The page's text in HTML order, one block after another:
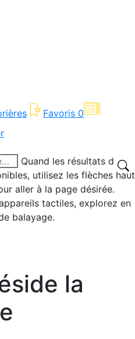
Favoris 0
Quand les résultats de
utilisez les flèches haut
aller à la page désirée.
tactiles, explorez en
balayage.
la